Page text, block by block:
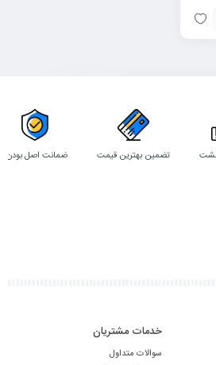
تضمین بهترین قیمت ضمانت اصل بودن
خدمات مشتریان
سوالات متداول